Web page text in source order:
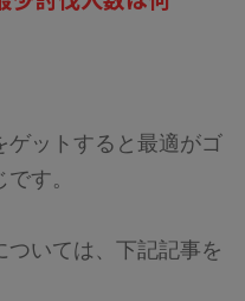
す。詳細については下記記事をご
...ゲットすると最適がゴ
す。
ついては、下記記事を